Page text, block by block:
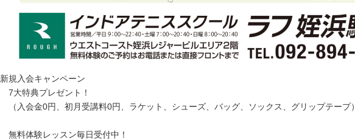
新規入会キャンペーン
7大特典プレゼント！
（入会金0円、初月受講料0円、ラケット、シューズ、バッグ、ソックス、グリップテープ）
無料体験レッスン毎日受付中！